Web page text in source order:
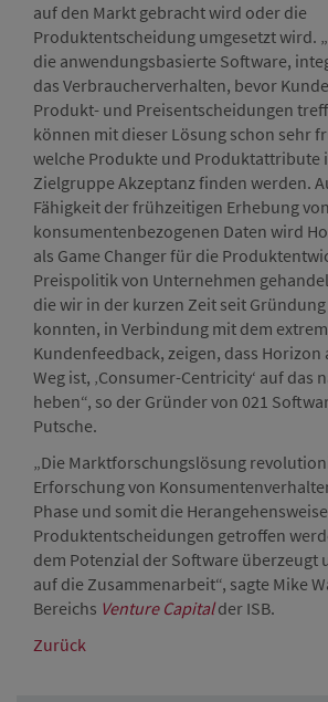
auf den Markt gebracht wird oder die
Produktentscheidung umgesetzt wird.
die anwendungsbasierte Software,
das Verbraucherverhalten, bevor
Produkt- und Preisentscheidungen
können mit dieser Lösung schon sehr
welche Produkte und Produktattribute
Zielgruppe Akzeptanz finden werden.
Fähigkeit der frühzeitigen Erhebung von
konsumentenbezogenen Daten wird
als Game Changer für die
Preispolitik von Unternehmen
die wir in der kurzen Zeit seit
konnten, in Verbindung mit dem
Kundenfeedback, zeigen, dass
Weg ist, ‚Consumer-Centricity‘ auf das
heben“, so der Gründer von 021
Putsche.
„Die Marktforschungslösung
Erforschung von
Phase und somit die
Produktentscheidungen getroffen
dem Potenzial der Software überzeugt
auf die Zusammenarbeit“, sagte Mike
Bereichs Venture Capitalder ISB.
Zurück